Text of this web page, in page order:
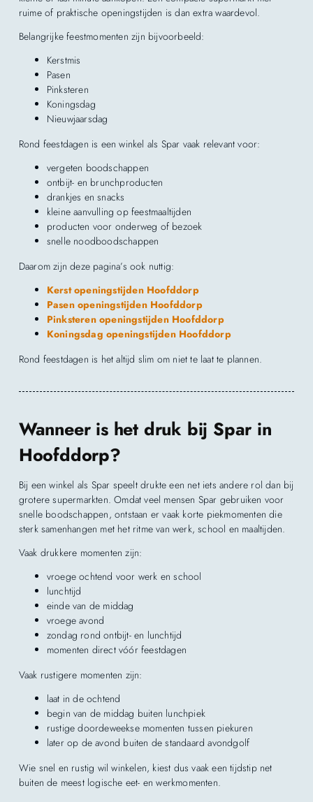
ruime of praktische openingstijden is dan extra waardevol.
Belangrijke feestmomenten zijn bijvoorbeeld:
Kerstmis
Pasen
Pinksteren
Koningsdag
Nieuwjaarsdag
Rond feestdagen is een winkel als Spar vaak relevant voor:
vergeten boodschappen
ontbijt- en brunchproducten
drankjes en snacks
kleine aanvulling op feestmaaltijden
producten voor onderweg of bezoek
snelle noodboodschappen
Daarom zijn deze pagina’s ook nuttig:
Kerst openingstijden Hoofddorp
Pasen openingstijden Hoofddorp
Pinksteren openingstijden Hoofddorp
Koningsdag openingstijden Hoofddorp
Rond feestdagen is het altijd slim om niet te laat te plannen.
Wanneer is het druk bij Spar in
Hoofddorp?
Bij een winkel als Spar speelt drukte een net iets andere rol dan bij
grotere supermarkten. Omdat veel mensen Spar gebruiken voor
snelle boodschappen, ontstaan er vaak korte piekmomenten die
sterk samenhangen met het ritme van werk, school en maaltijden.
Vaak drukkere momenten zijn:
vroege ochtend voor werk en school
lunchtijd
einde van de middag
vroege avond
zondag rond ontbijt- en lunchtijd
momenten direct vóór feestdagen
Vaak rustigere momenten zijn:
laat in de ochtend
begin van de middag buiten lunchpiek
rustige doordeweekse momenten tussen piekuren
later op de avond buiten de standaard avondgolf
Wie snel en rustig wil winkelen, kiest dus vaak een tijdstip net
buiten de meest logische eet- en werkmomenten.